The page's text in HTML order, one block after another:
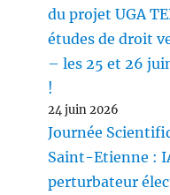
du projet UGA
études de droit
– les 25 et 26
!
24 juin 2026
Journée
Saint-Etienne :
perturbateur